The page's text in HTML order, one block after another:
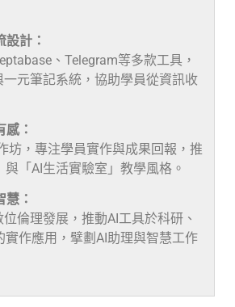
設計：
、Telegram等多款工具，
元筆記系統，協助學員從資訊收
：
坊，專注學員實作與成果回報，推
「AI生活實驗室」教學風格。
：
倫理發展，推動AI工具於科研、
實作應用，擘劃AI助理與智慧工作